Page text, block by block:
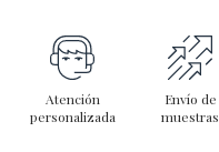
Atención
personalizada
Envío de
muestras